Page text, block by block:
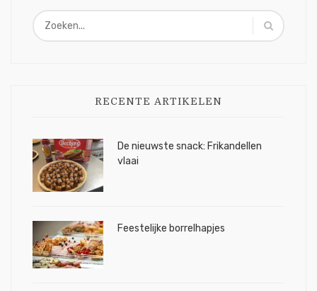
RECENTE ARTIKELEN
De nieuwste snack: Frikandellen
vlaai
Feestelijke borrelhapjes